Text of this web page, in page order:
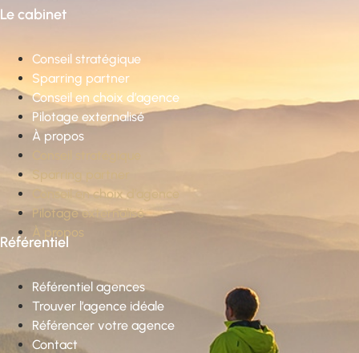
Le cabinet
Conseil stratégique
Sparring partner
Conseil en choix d’agence
Pilotage externalisé
À propos
Conseil stratégique
Sparring partner
Conseil en choix d’agence
Pilotage externalisé
À propos
Référentiel
Référentiel agences
Trouver l’agence idéale
Référencer votre agence
Contact